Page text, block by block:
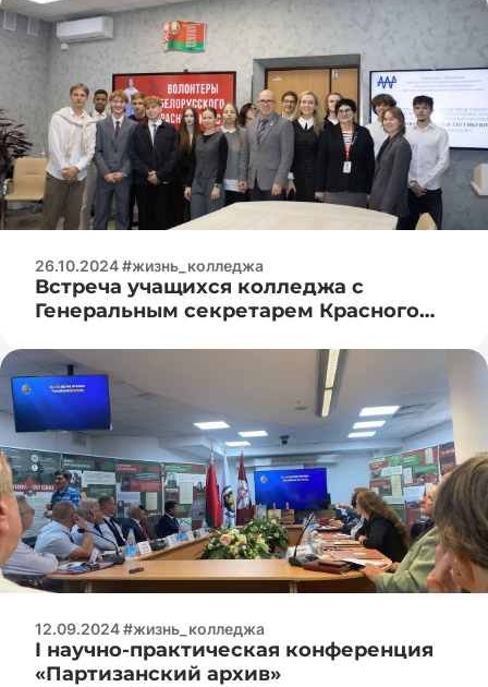
26.10.2024 #жизнь_колледжа
Встреча учащихся колледжа с
Генеральным секретарем Красного
12.09.2024 #жизнь_колледжа
I научно-практическая конференция
«Партизанский архив»